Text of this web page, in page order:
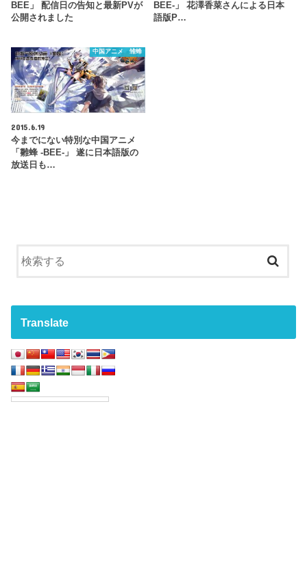
BEE」 配信日の告知と最新PVが
公開されました
BEE-」 花澤香菜さんによる日本
語版P…
中国アニメ 雏蜂
2015.6.19
今までにない特別な中国アニメ
「雛蜂 -BEE-」 遂に日本語版の
放送日も…
Translate